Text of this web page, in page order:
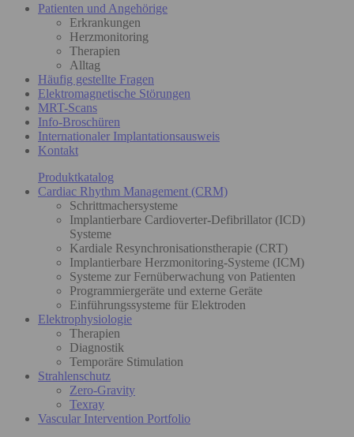
Patienten und Angehörige
Erkrankungen
Herzmonitoring
Therapien
Alltag
Häufig gestellte Fragen
Elektromagnetische Störungen
MRT-Scans
Info-Broschüren
Internationaler Implantationsausweis
Kontakt
Produktkatalog
Cardiac Rhythm Management (CRM)
Schrittmachersysteme
Implantierbare Cardioverter-Defibrillator (ICD)
Systeme
Kardiale Resynchronisationstherapie (CRT)
Implantierbare Herzmonitoring-Systeme (ICM)
Systeme zur Fernüberwachung von Patienten
Programmiergeräte und externe Geräte
Einführungssysteme für Elektroden
Elektrophysiologie
Therapien
Diagnostik
Temporäre Stimulation
Strahlenschutz
Zero-Gravity
Texray
Vascular Intervention Portfolio